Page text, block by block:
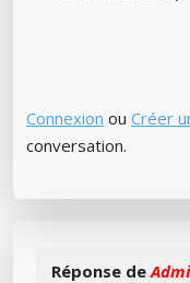
Connexion ou Créer
conversation.
Réponse de